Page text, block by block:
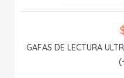
GAFAS DE LECTURA